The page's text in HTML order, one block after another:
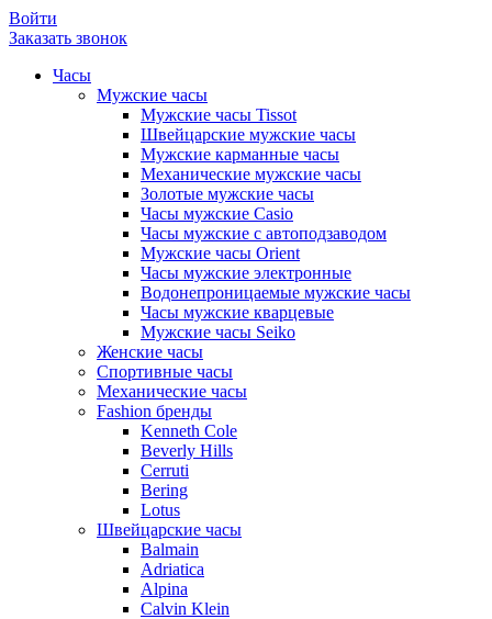
Войти
Заказать звонок
Часы
Мужские часы
Мужские часы Tissot
Швейцарские мужские часы
Мужские карманные часы
Механические мужские часы
Золотые мужские часы
Часы мужские Casio
Часы мужские с автоподзаводом
Мужские часы Orient
Часы мужские электронные
Водонепроницаемые мужские часы
Часы мужские кварцевые
Мужские часы Seiko
Женские часы
Спортивные часы
Механические часы
Fashion бренды
Kenneth Cole
Beverly Hills
Cerruti
Bering
Lotus
Швейцарские часы
Balmain
Adriatica
Alpina
Calvin Klein